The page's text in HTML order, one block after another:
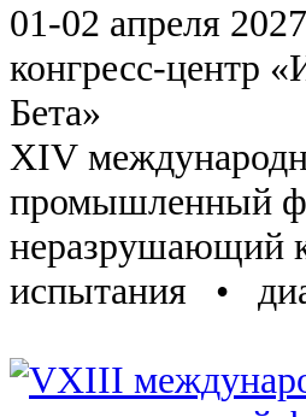
01-02 апреля
конгресс-центр
Бета»
XIV
промышленный
неразрушающий
испытания •